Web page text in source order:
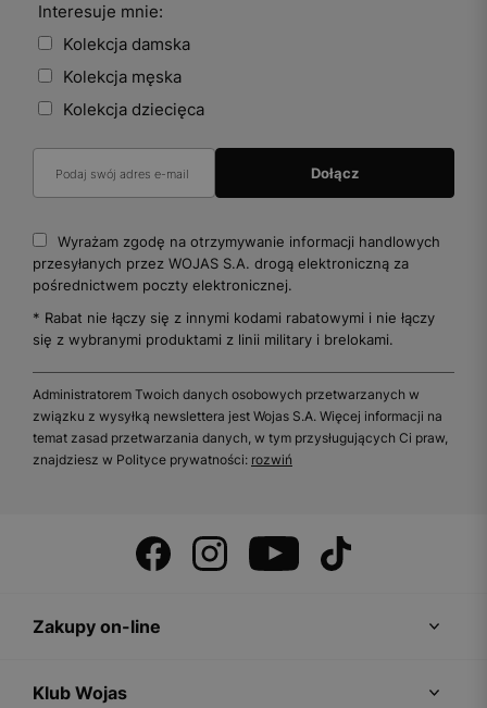
Interesuje mnie:
Kolekcja damska
Kolekcja męska
Kolekcja dziecięca
Wyrażam zgodę na otrzymywanie informacji handlowych
przesyłanych przez WOJAS S.A. drogą elektroniczną za
pośrednictwem poczty elektronicznej.
* Rabat nie łączy się z innymi kodami rabatowymi i nie łączy
się z wybranymi produktami z linii military i brelokami.
Administratorem Twoich danych osobowych przetwarzanych w
związku z wysyłką newslettera jest Wojas S.A. Więcej informacji na
temat zasad przetwarzania danych, w tym przysługujących Ci praw,
znajdziesz w Polityce prywatności: rozwiń
Zakupy on-line
Klub Wojas